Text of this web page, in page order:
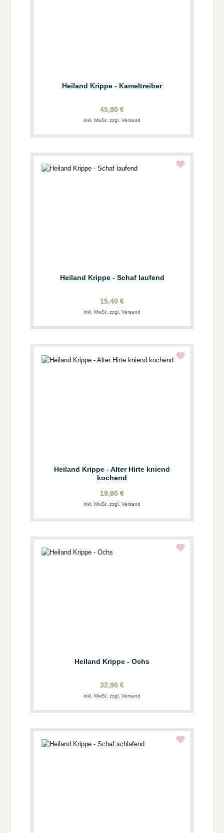
Heiland Krippe - Kameltreiber
45,80 €
inkl. MwSt. zzgl. Versand
Heiland Krippe - Schaf laufend
15,40 €
inkl. MwSt. zzgl. Versand
Heiland Krippe - Alter Hirte kniend
kochend
19,80 €
inkl. MwSt. zzgl. Versand
Heiland Krippe - Ochs
32,90 €
inkl. MwSt. zzgl. Versand